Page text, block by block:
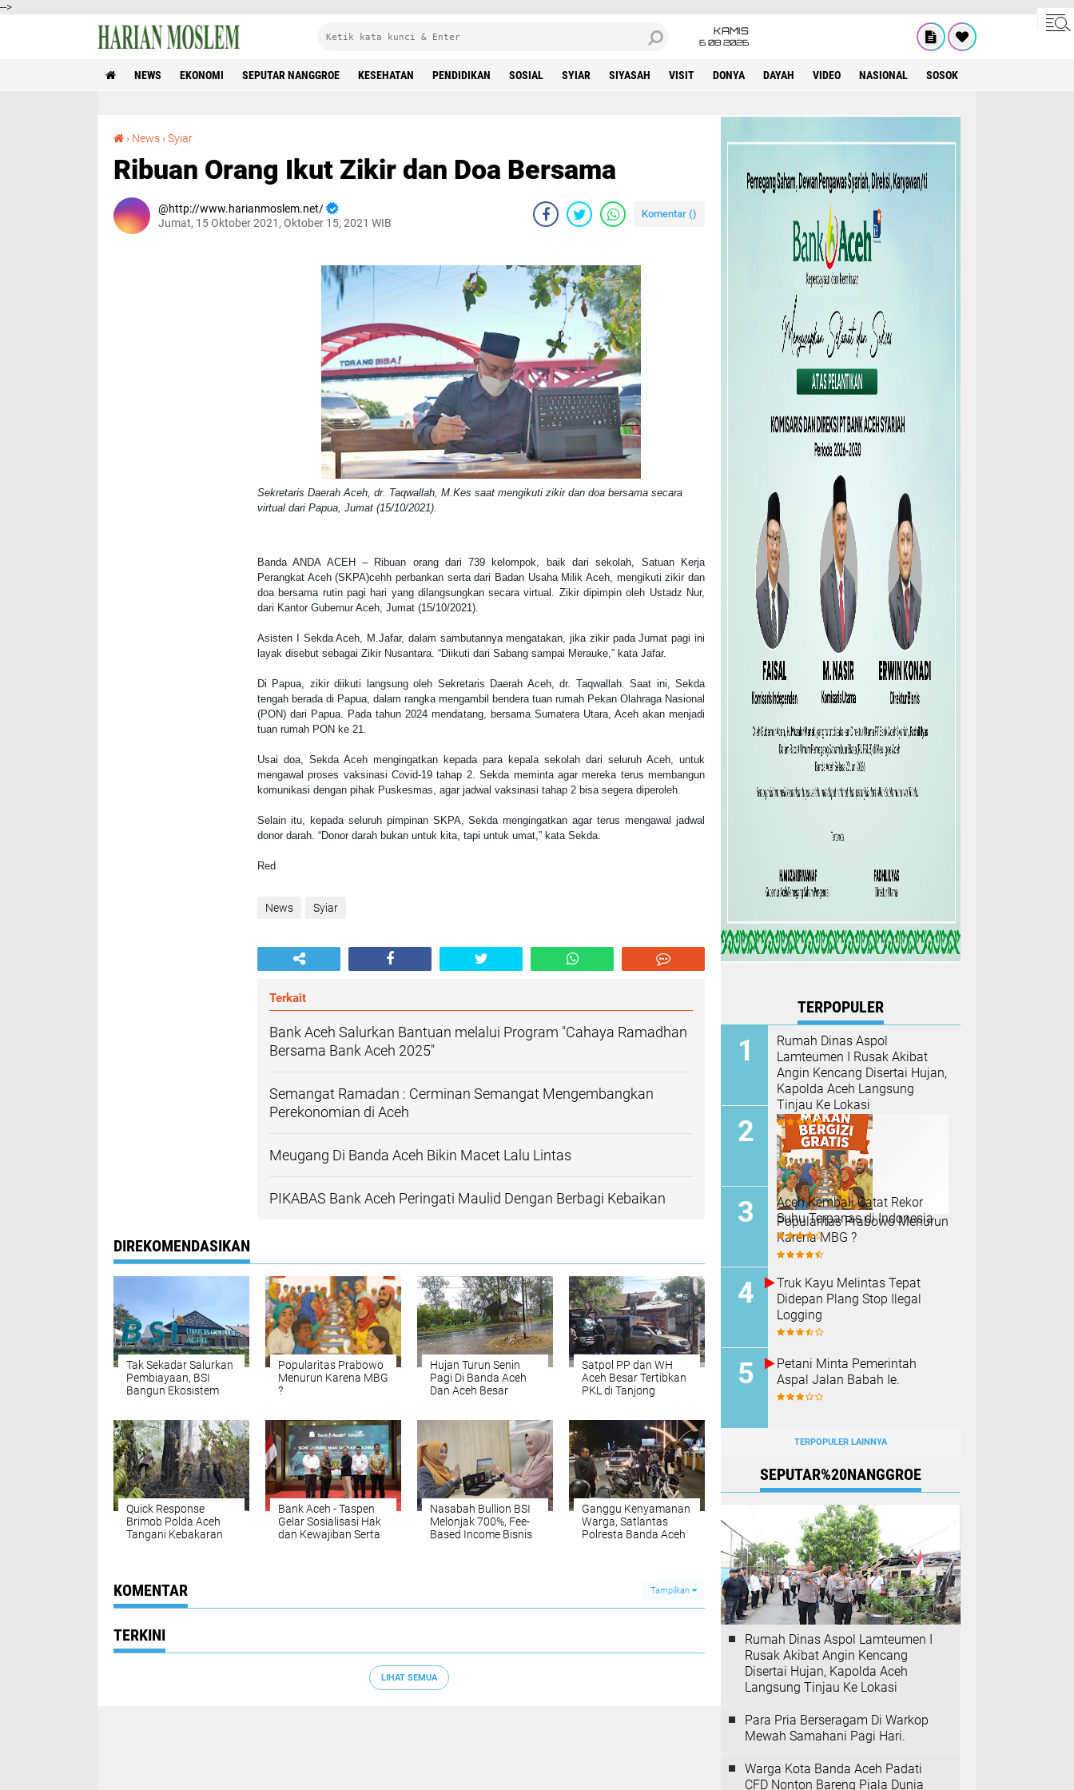
-->
KAMIS
6 08 2026
NEWS EKONOMI SEPUTAR NANGGROE KESEHATAN PENDIDIKAN SOSIAL SYIAR SIYASAH VISIT DONYA DAYAH VIDEO NASIONAL SOSOK
› News ›Syiar
Ribuan Orang Ikut Zikir dan Doa Bersama
http://www.harianmoslem.net/
Jumat, 15 Oktober 2021, Oktober 15, 2021 WIB
Komentar ()
Sekretaris Daerah Aceh, dr. Taqwallah, M.Kes saat mengikuti zikir dan doa bersama secara
virtual dari Papua, Jumat (15/10/2021).
Banda ANDA ACEH
– Ribuan orang dari 739 kelompok, baik dari sekolah, Satuan Kerja
Perangkat Aceh (SKPA)cehh perbankan serta dari Badan Usaha Milik Aceh, mengikuti zikir dan
doa bersama rutin pagi hari yang dilangsungkan secara virtual. Zikir dipimpin oleh Ustadz Nur,
dari Kantor Gubernur Aceh, Jumat (15/10/2021).
Asisten I Sekda Aceh, M.Jafar, dalam sambutannya mengatakan, jika zikir pada Jumat pagi ini
layak disebut sebagai Zikir Nusantara. “Diikuti dari Sabang sampai Merauke,” kata Jafar.
Di Papua, zikir diikuti langsung oleh Sekretaris Daerah Aceh, dr. Taqwallah. Saat ini, Sekda
tengah berada di Papua, dalam rangka mengambil bendera tuan rumah Pekan Olahraga Nasional
(PON) dari Papua. Pada tahun 2024 mendatang, bersama Sumatera Utara, Aceh akan menjadi
tuan rumah PON ke 21.
Usai doa, Sekda Aceh mengingatkan kepada para kepala sekolah dari seluruh Aceh, untuk
mengawal proses vaksinasi Covid-19 tahap 2. Sekda meminta agar mereka terus membangun
komunikasi dengan pihak Puskesmas, agar jadwal vaksinasi tahap 2 bisa segera diperoleh.
Selain itu, kepada seluruh pimpinan SKPA, Sekda mengingatkan agar terus mengawal jadwal
donor darah. “Donor darah bukan untuk kita, tapi untuk umat,” kata Sekda.
Red
News Syiar
Terkait
Bank Aceh Salurkan Bantuan melalui Program "Cahaya Ramadhan
Bersama Bank Aceh 2025"
Semangat Ramadan : Cerminan Semangat Mengembangkan
Perekonomian di Aceh
Meugang Di Banda Aceh Bikin Macet Lalu Lintas
PIKABAS Bank Aceh Peringati Maulid Dengan Berbagi Kebaikan
DIREKOMENDASIKAN
Tak Sekadar Salurkan
Pembiayaan, BSI
Bangun Ekosistem
Popularitas Prabowo
Menurun Karena MBG
?
Hujan Turun Senin
Pagi Di Banda Aceh
Dan Aceh Besar
Satpol PP dan WH
Aceh Besar Tertibkan
PKL di Tanjong
Quick Response
Brimob Polda Aceh
Tangani Kebakaran
Bank Aceh - Taspen
Gelar Sosialisasi Hak
dan Kewajiban Serta
Nasabah Bullion BSI
Melonjak 700%, Fee-
Based Income Bisnis
Ganggu Kenyamanan
Warga, Satlantas
Polresta Banda Aceh
KOMENTAR Tampilkan
TERKINI
LIHAT SEMUA
TERPOPULER
Rumah Dinas Aspol
Lamteumen I Rusak Akibat
Angin Kencang Disertai Hujan,
Kapolda Aceh Langsung
Tinjau Ke Lokasi
Popularitas Prabowo Menurun
Karena MBG ?
Aceh Kembali Catat Rekor
Suhu Terpanas di Indonesia
Truk Kayu Melintas Tepat
Didepan Plang Stop Ilegal
Logging
Petani Minta Pemerintah
Aspal Jalan Babah Ie.
TERPOPULER LAINNYA
SEPUTAR%20NANGGROE
Rumah Dinas Aspol Lamteumen I
Rusak Akibat Angin Kencang
Disertai Hujan, Kapolda Aceh
Langsung Tinjau Ke Lokasi
Para Pria Berseragam Di Warkop
Mewah Samahani Pagi Hari.
Warga Kota Banda Aceh Padati
CFD Nonton Bareng Piala Dunia